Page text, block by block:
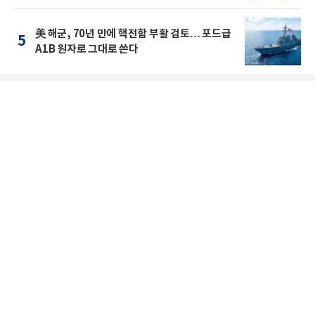
5
美 해군, 70년 만에 핵전함 부활 검토… 포드급
A1B 원자로 그대로 쓴다